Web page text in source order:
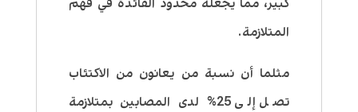
المتلازمة.
مثلما أن نسبة من يعانون من الاكتئاب
تصل إلى 25% لدى المصابين بمتلازمة